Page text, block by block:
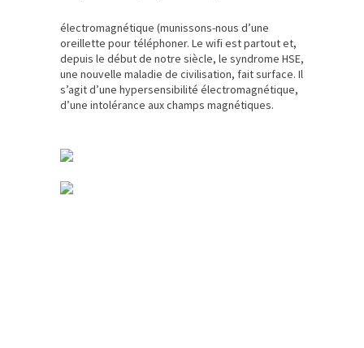
électromagnétique (munissons-nous d’une
oreillette pour téléphoner. Le wifi est partout et,
depuis le début de notre siècle, le syndrome HSE,
une nouvelle maladie de civilisation, fait surface. Il
s’agit d’une hypersensibilité électromagnétique,
d’une intolérance aux champs magnétiques.